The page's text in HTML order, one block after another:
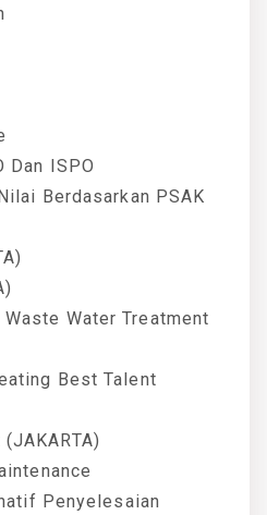
Dan ISPO
Berdasarkan PSAK
Water Treatment
Best Talent
Penyelesaian